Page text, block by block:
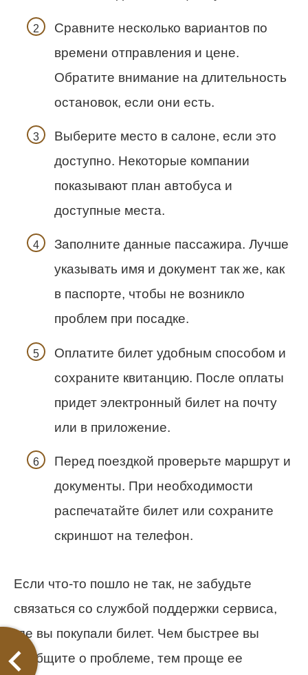
Сравните несколько вариантов по
времени отправления и цене.
Обратите внимание на длительность
остановок, если они есть.
Выберите место в салоне, если это
доступно. Некоторые компании
показывают план автобуса и
доступные места.
Заполните данные пассажира. Лучше
указывать имя и документ так же, как
в паспорте, чтобы не возникло
проблем при посадке.
Оплатите билет удобным способом и
сохраните квитанцию. После оплаты
придет электронный билет на почту
или в приложение.
Перед поездкой проверьте маршрут и
документы. При необходимости
распечатайте билет или сохраните
скриншот на телефон.
Если что-то пошло не так, не забудьте
связаться со службой поддержки сервиса,
где вы покупали билет. Чем быстрее вы
сообщите о проблеме, тем проще ее